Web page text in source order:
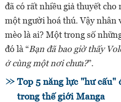
đã có rất nhiều giả thuyết cho
một người hoá thú. Vậy nhân
mèo là ai? Một trong số
đó là “Bạn đã bao giờ thấy
ở cùng một nơi chưa?”.
Top 5 năng lực "hư cấu"
trong thế giới Manga